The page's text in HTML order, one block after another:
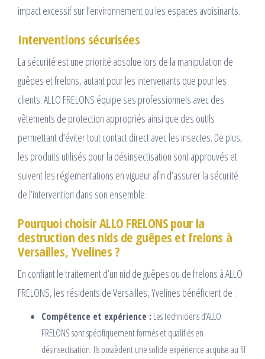
impact excessif sur l’environnement ou les espaces avoisinants.
Interventions sécurisées
La sécurité est une priorité absolue lors de la manipulation de
guêpes et frelons, autant pour les intervenants que pour les
clients. ALLO FRELONS équipe ses professionnels avec des
vêtements de protection appropriés ainsi que des outils
permettant d’éviter tout contact direct avec les insectes. De plus,
les produits utilisés pour la désinsectisation sont approuvés et
suivent les réglementations en vigueur afin d’assurer la sécurité
de l’intervention dans son ensemble.
Pourquoi choisir ALLO FRELONS pour la
destruction des nids de guêpes et frelons à
Versailles, Yvelines ?
En confiant le traitement d’un nid de guêpes ou de frelons à ALLO
FRELONS, les résidents de Versailles, Yvelines bénéficient de :
Compétence et expérience : Les techniciens d’ALLO
FRELONS sont spécifiquement formés et qualifiés en
désinsectisation. Ils possèdent une solide expérience acquise au fil